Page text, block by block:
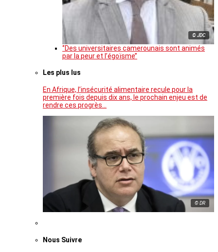
© JDC
‘’Des universitaires camerounais sont animés
par la peur et l’égoïsme’’
Les plus lus
En Afrique, l’insécurité alimentaire recule pour la
première fois depuis dix ans, le prochain enjeu est de
rendre ces progrès…
© DR
Nous Suivre